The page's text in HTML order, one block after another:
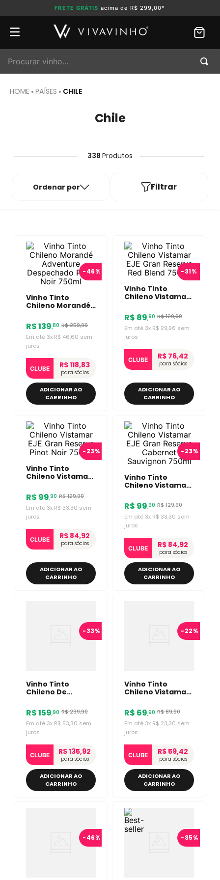
FRETE GRÁTIS acima de R$ 299,00*
PAÍSES CHILE
Chile
338 Produtos
Ordenar por Filtrar
-46%
Vinho Tinto
Chileno Morandé
Despechado Pinot
Noir 750ml
R$139,80 R$259,90
Em até 3x R$ 46,60 sem
juros
CLUBE R$ 118,83
para sócios
ADICIONAR AO
CARRINHO
-31%
Vinho Tinto
Chileno Vistamar
Red Blend 750ml
R$ 89,90 R$129,90
Em até 3x R$ 29,96 sem
juros
CLUBE R$ 76,42
para sócios
ADICIONAR AO
CARRINHO
-23%
Vinho Tinto
Chileno Vistamar
Pinot Noir 750ml
R$ 99,90 R$129,90
Em até 3x R$ 33,30 sem
juros
CLUBE R$ 84,92
para sócios
ADICIONAR AO
CARRINHO
-23%
Vinho Tinto
Chileno Vistamar
Cabernet
Sauvignon 750ml
R$ 99,90 R$129,90
Em até 3x R$ 33,30 sem
juros
CLUBE R$ 84,92
para sócios
ADICIONAR AO
CARRINHO
-33%
Vinho Tinto
Chileno De
Ungrafted Malbec
750ml
R$159,90 R$239,90
Em até 3x R$ 53,30 sem
juros
CLUBE R$ 135,92
para sócios
ADICIONAR AO
CARRINHO
-22%
Vinho Tinto
Chileno Vistamar
Bordevalle
Cabernet
Sauvignon 750ml
R$ 69,90 R$89,90
Em até 3x R$ 23,30 sem
juros
CLUBE R$ 59,42
para sócios
ADICIONAR AO
CARRINHO
-46% -35%